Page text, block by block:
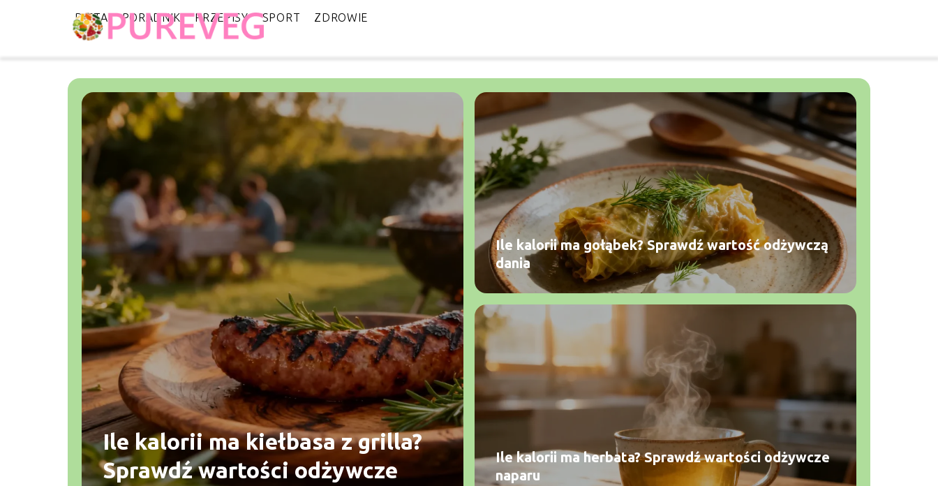
DIETA PORADNIK PRZEPISY SPORT ZDROWIE
Ile kalorii ma kiełbasa z grilla?
Sprawdź wartości odżywcze
Ile kalorii ma gołąbek? Sprawdź wartość odżywczą
dania
Ile kalorii ma herbata? Sprawdź wartości odżywcze
naparu